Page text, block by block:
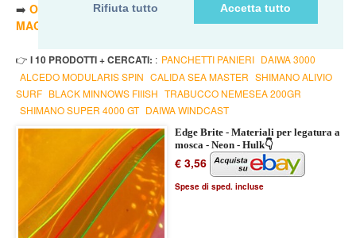
Rifiuta tutto Accetta tutto
➡️ ORDINA PER PREZZO MINORE
ORDINA PER PREZZO
MAGGIORE
- 🔥TUTTI
👉 I 10 PRODOTTI + CERCATI: : PANCHETTI PANIERI DAIWA 3000
ALCEDO MODULARIS SPIN CALIDA SEA MASTER SHIMANO ALIVIO
SURF BLACK MINNOWS FIIISH TRABUCCO NEMESEA 200GR
SHIMANO SUPER 4000 GT DAIWA WINDCAST
Edge Brite - Materiali per legatura a
mosca - Neon - Hulk👇
€ 3,56
Spese di sped. incluse